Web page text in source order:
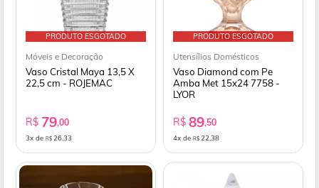
PRODUTO ESGOTADO
Móveis e Decoração
Vaso Cristal Maya 13,5 X
22,5 cm - ROJEMAC
R$ 79,00
3x de R$ 26,33
PRODUTO ESGOTADO
Utensílios Domésticos
Vaso Diamond com Pe
Amba Met 15x24 7758 -
LYOR
R$ 89,50
4x de R$ 22,38